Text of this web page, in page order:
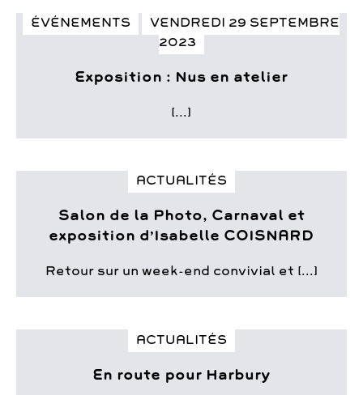
ÉVÉNEMENTS
VENDREDI 29 SEPTEMBRE
2023
Exposition : Nus en atelier
[...]
ACTUALITÉS
Salon de la Photo, Carnaval et
exposition d’Isabelle COISNARD
Retour sur un week-end convivial et [...]
ACTUALITÉS
En route pour Harbury